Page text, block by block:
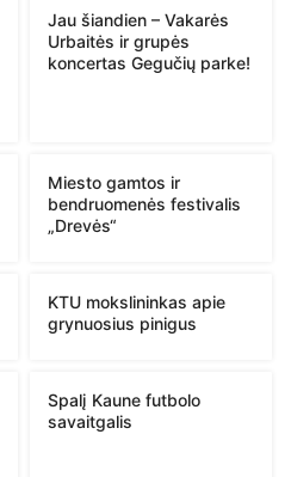
Jau šiandien – Vakarės
Urbaitės ir grupės
koncertas Gegučių parke!
Miesto gamtos ir
bendruomenės festivalis
„Drevės“
KTU mokslininkas apie
grynuosius pinigus
Spalį Kaune futbolo
savaitgalis